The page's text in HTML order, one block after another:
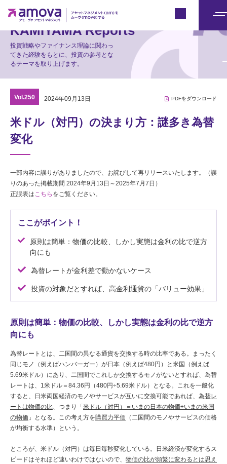
ニ
KAMIYAMA Reports
投資戦略やファイナンス理論に関わっ
てきた経験をもとに、投資の参考とな
るテーマを取り上げます。
Vol.250 2024年09月13日 PDFをダウンロード
米ドル（対円）の決まり方：謎多き為替
変化
一部内容に誤りがありましたので、お詫びして再リリースいたします。（誤
りのあった掲載期間 2024年9月13日～2025年7月7日）
正誤表はこちら をご覧ください。
ここがポイント！
原則は簡単：物価の比較、しかし実態は金利の比で逆方
向にも
為替レートが金利差で動かないケース
投資の対象だとすれば、高金利通貨の「バリュー効果」
原則は簡単：物価の比較、しかし実態は金利の比で逆方
向にも
為替レートとは、二国間の異なる通貨を交換する時の比率である。まったく
同じモノ（例えばハンバーガー）が日本（例えば480円）と米国（例えば
5.69米ドル）にあり、二国間でこれしか交換するモノがないとすれば、為替
レートは、1米ドル＝84.36円（480円÷5.69米ドル）となる。これを一般化
すると、日米両国経済のモノやサービスが互いに交換可能であれば、 為替レ
ートは物価の比、つまり「 米ドル（対円）＝いまの日本の物価÷いまの米国
の物価 」となる。この考え方を購買力平価 （二国間のモノやサービスの価格
が均衡する水準）という。
ところが、米ドル（対円）は毎日毎秒変化している。日米経済が変化するス
ピードはそれほど速いわけではないので、 物価の比が頻繁に変わるとは思え